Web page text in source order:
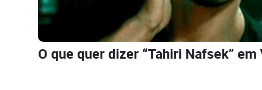
O que quer dizer “Tahiri Nafsek” em